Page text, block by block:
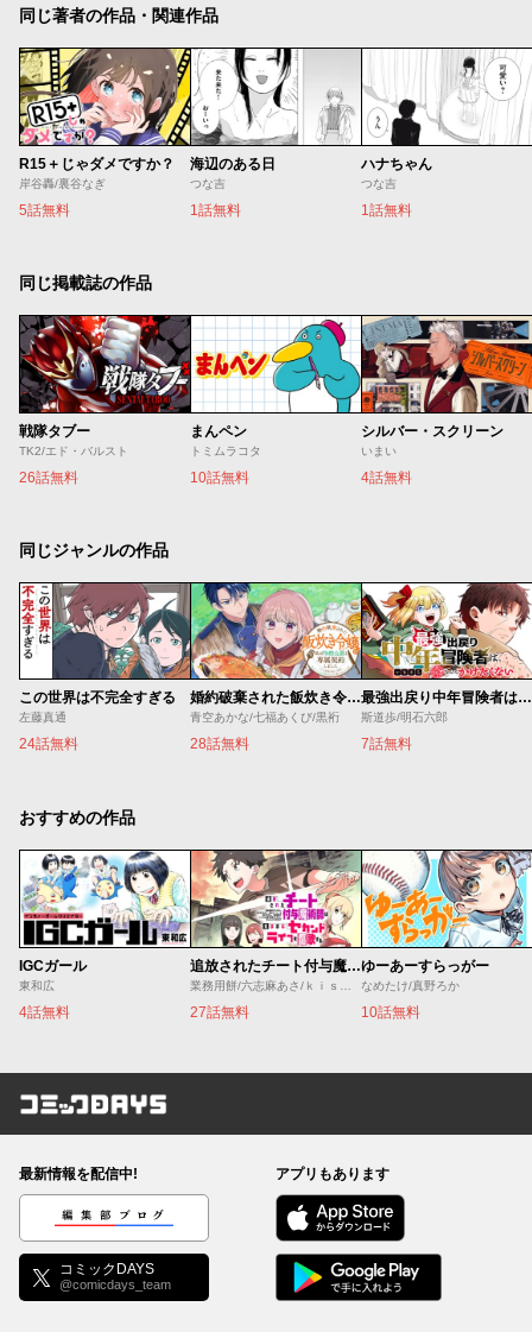
同じ著者の作品・関連作品
R15＋じゃダメですか？
岸谷轟/裏谷なぎ
5話無料
海辺のある日
つな吉
1話無料
ハナちゃん
つな吉
1話無料
同じ掲載誌の作品
戦隊タブー
TK2/エド・バルスト
26話無料
まんペン
トミムラコタ
10話無料
シルバー・スクリーン
いまい
4話無料
同じジャンルの作品
この世界は不完全すぎる
左藤真通
24話無料
婚約破棄された飯炊き令嬢の私は冷酷公爵と専属契約しました～ですが胃袋を掴んだ結果、冷たかった公爵様がどんどん優しくなっています～
青空あかな/七福あくび/黒裄
28話無料
最強出戻り中年冒険者は、今さら命なんてかけたくない
斯道歩/明石六郎
7話無料
おすすめの作品
IGCガール
東和広
4話無料
追放されたチート付与魔術師は気ままなセカンドライフを謳歌する。 ～俺は武器だけじゃなく、あらゆるものに『強化ポイント』を付与できるし、俺の意思でいつでも効果を解除できるけど、残った人たち大丈夫？～
27話無料
ゆーあーすらっがー
なめたけ/真野ろか
10話無料
コミックDAYS
最新情報を配信中!
編集部ブログ
コミックDAYS
@comicdays_team
アプリもあります